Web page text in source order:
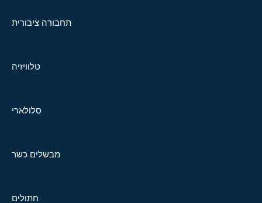
תחבורה ציבורית
טלוויזיה
סלולארי
מבשלים כשר
חתולים